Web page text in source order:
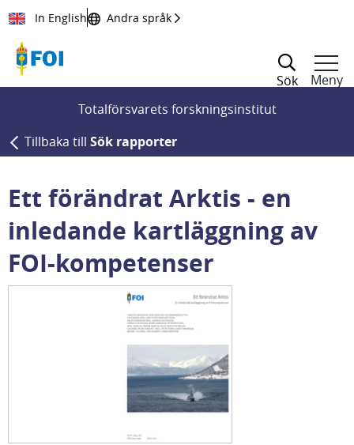
Till innehållet
In English Andra språk
Sök
Meny
Totalförsvarets forskningsinstitut
Tillbaka till Sök rapporter
Ett förändrat Arktis - en
inledande kartläggning av
FOI-kompetenser